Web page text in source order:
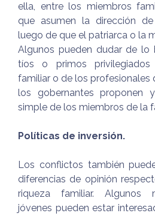
ella, entre los miembros
que asumen la dirección
luego de que el patriarca o la
Algunos pueden dudar de lo
tíos o primos
familiar o de los profesionales
los gobernantes proponen
simple de los miembros de la
Políticas de inversión.
Los conflictos también
diferencias de opinión
riqueza familiar. Algunos
jóvenes pueden estar